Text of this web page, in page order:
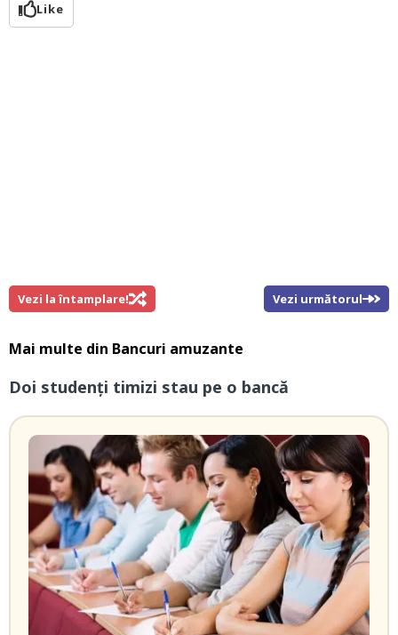
Like
Vezi la întamplare! Vezi următorul
Mai multe din Bancuri amuzante
Doi studenți timizi stau pe o bancă